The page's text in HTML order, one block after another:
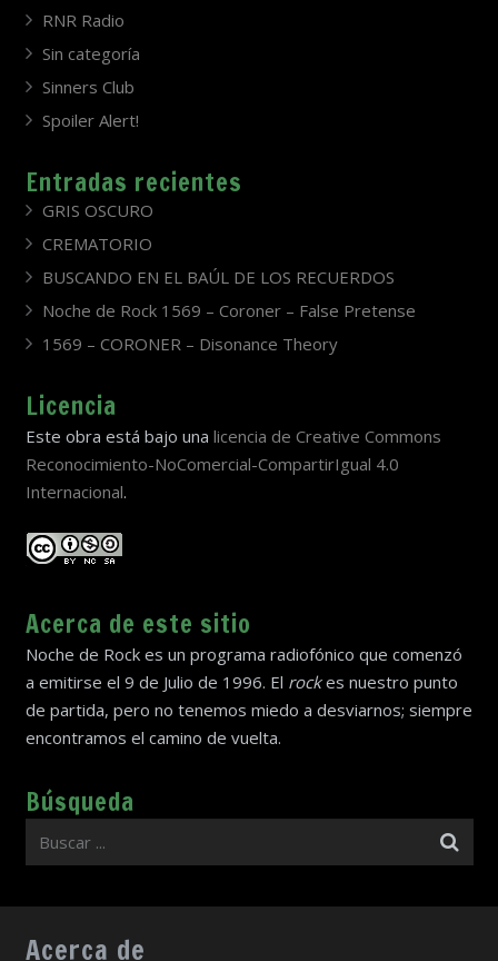
RNR Radio
Sin categoría
Sinners Club
Spoiler Alert!
Entradas recientes
GRIS OSCURO
CREMATORIO
BUSCANDO EN EL BAÚL DE LOS RECUERDOS
Noche de Rock 1569 – Coroner – False Pretense
1569 – CORONER – Disonance Theory
Licencia
Este obra está bajo una licencia de Creative Commons
Reconocimiento-NoComercial-CompartirIgual 4.0
Internacional.
Acerca de este sitio
Noche de Rock es un programa radiofónico que comenzó
a emitirse el 9 de Julio de 1996. El rockes nuestro punto
de partida, pero no tenemos miedo a desviarnos; siempre
encontramos el camino de vuelta.
Búsqueda
Acerca de